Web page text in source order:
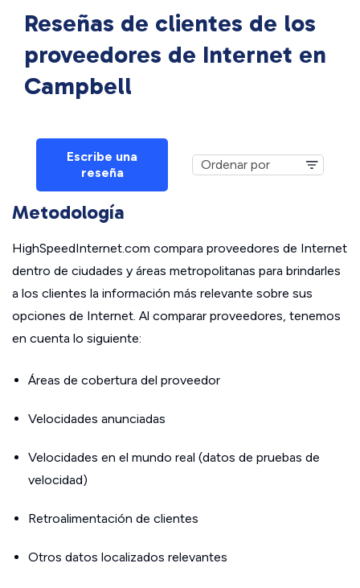
Reseñas de clientes de los
proveedores de Internet en
Campbell
Escribe una
reseña
Metodología
HighSpeedInternet.com compara proveedores de Internet
dentro de ciudades y áreas metropolitanas para brindarles
a los clientes la información más relevante sobre sus
opciones de Internet. Al comparar proveedores, tenemos
en cuenta lo siguiente:
Áreas de cobertura del proveedor
Velocidades anunciadas
Velocidades en el mundo real (datos de pruebas de
velocidad)
Retroalimentación de clientes
Otros datos localizados relevantes